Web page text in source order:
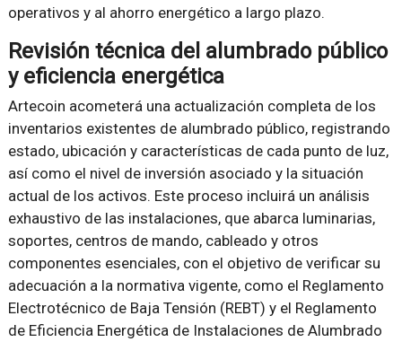
operativos y al ahorro energético a largo plazo.
Revisión técnica del alumbrado público
y eficiencia energética
Artecoin acometerá una actualización completa de los
inventarios existentes de alumbrado público, registrando
estado, ubicación y características de cada punto de luz,
así como el nivel de inversión asociado y la situación
actual de los activos. Este proceso incluirá un análisis
exhaustivo de las instalaciones, que abarca luminarias,
soportes, centros de mando, cableado y otros
componentes esenciales, con el objetivo de verificar su
adecuación a la normativa vigente, como el Reglamento
Electrotécnico de Baja Tensión (REBT) y el Reglamento
de Eficiencia Energética de Instalaciones de Alumbrado